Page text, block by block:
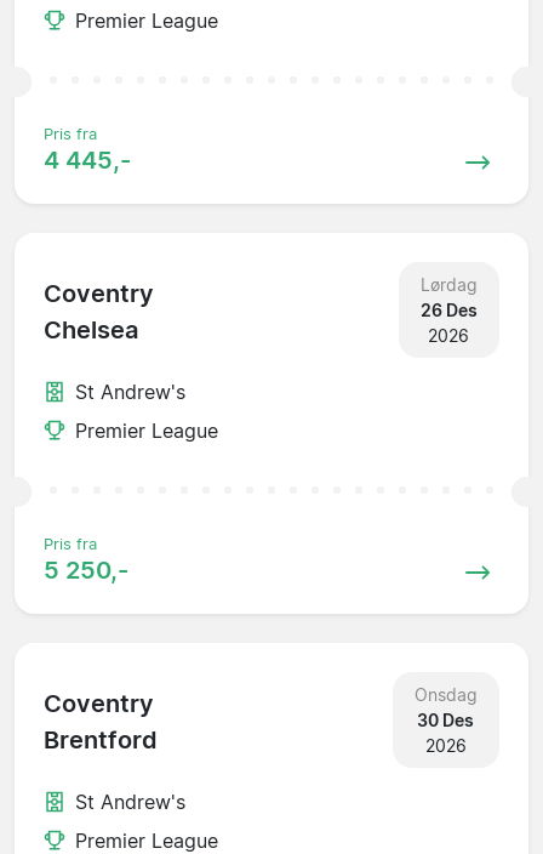
Premier League
Pris fra
4 445,-
Coventry
Chelsea
Lørdag
26 Des
2026
St Andrew's
Premier League
Pris fra
5 250,-
Coventry
Brentford
Onsdag
30 Des
2026
St Andrew's
Premier League